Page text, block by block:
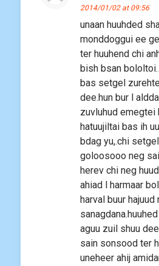
2014/01/02 at 09:56
unaan huuhded
monddoggui ee
ter huuhend chi
bish bsan
bas setgel
dee.hun bur l
zuvluhud emegtei
hatuujiltai bas ih
bdag yu,.chi
goloosooo neg
herev chi neg
ahiad l harmaar
harval buur hajuud
aguu zuil shuu
sain sonsood ter
uneheer ahij